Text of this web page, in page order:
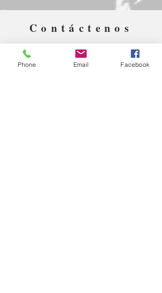
Contáctenos
¿Tiene preguntas?
Phone Email Facebook